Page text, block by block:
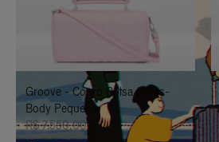
PRESSIONE
PAUSÁ-
LO
FAVOR,
CLIQUE
PARA
ATIVÁ-
Groove - Couro Bolsa Cross-
Body Pequena
R$ 7.550,00